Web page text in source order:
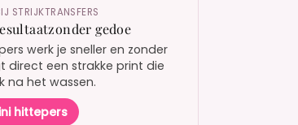
STRIJKTRANSFERS
gedoe
werk je sneller en zonder
direct een strakke print die
na het wassen.
hittepers